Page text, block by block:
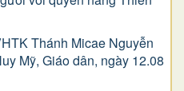
Thánh Micae Nguyễn
Mỹ, Giáo dân, ngày 12.08